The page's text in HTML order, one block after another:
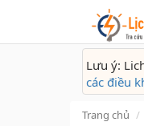
Lưu ý:
các điều
Trang chủ